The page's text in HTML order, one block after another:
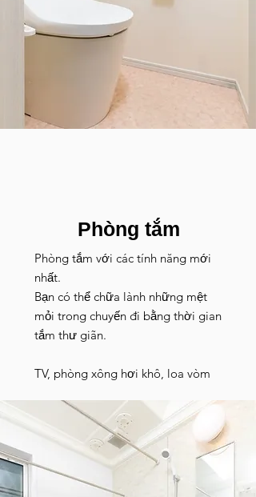
​Phòng tắm
Phòng tắm với các tính năng mới
nhất.
Bạn có thể chữa lành những mệt
mỏi trong chuyến đi bằng thời gian
tắm thư giãn.
TV, phòng xông hơi khô, loa vòm